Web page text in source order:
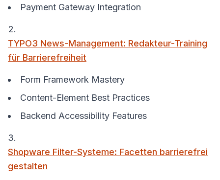
Payment Gateway Integration
TYPO3 News-Management: Redakteur-Training
für Barrierefreiheit
Form Framework Mastery
Content-Element Best Practices
Backend Accessibility Features
Shopware Filter-Systeme: Facetten barrierefrei
gestalten